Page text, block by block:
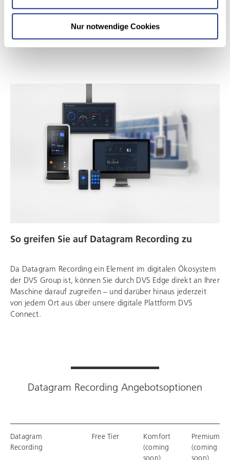
Nur notwendige Cookies
ermöglicht eine Dateiablage in Netzlaufwerken, SFTP sowie
Softwareplattformen.
So greifen Sie auf Datagram Recording zu
Da Datagram Recording ein Element im digitalen Ökosystem
der DVS Group ist, können Sie durch DVS Edge direkt an Ihrer
Maschine darauf zugreifen – und darüber hinaus jederzeit
von jedem Ort aus über unsere digitale Plattform DVS
Connect.
Datagram Recording Angebotsoptionen
Datagram
Recording
Free Tier
Komfort
(coming
soon)
Premium
(coming
soon)